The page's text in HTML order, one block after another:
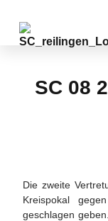
SC 08
Die zweite
Kreispokal
geschlagen